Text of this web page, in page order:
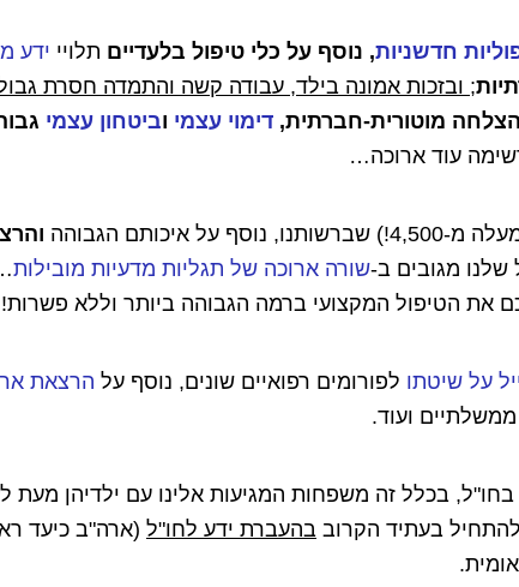
חדשניות, נוסף על כלי טיפול בלעדיים תלויי ידע
; ובזכות אמונה בילד, עבודה קשה והתמדה חסרת
מוטורית-חברתית, דימוי עצמי וביטחון עצמי
עוד ארוכה…
איכותם הגבוהה
שלנו מגובים ב-שורה ארוכה של תגליות מדעיות מובילות
את הטיפול המקצועי ברמה הגבוהה ביותר וללא פשרות!
על שיטתו לפורומים רפואיים שונים, נוסף על הרצאת
ועוד.
בחו"ל, בכלל זה משפחות המגיעות אלינו עם ילדיהן מעת
להתחיל בעתיד הקרוב בהעברת ידע לחו"ל (ארה"ב כיעד